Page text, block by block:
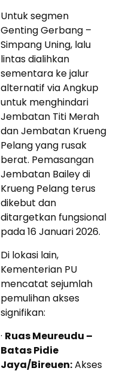
Untuk segmen
Genting Gerbang –
Simpang Uning, lalu
lintas dialihkan
sementara ke jalur
alternatif via Angkup
untuk menghindari
Jembatan Titi Merah
dan Jembatan Krueng
Pelang yang rusak
berat. Pemasangan
Jembatan Bailey di
Krueng Pelang terus
dikebut dan
ditargetkan fungsional
pada 16 Januari 2026.
Di lokasi lain,
Kementerian PU
mencatat sejumlah
pemulihan akses
signifikan:
· Ruas Meureudu –
Batas Pidie
Jaya/Bireuen:Akses